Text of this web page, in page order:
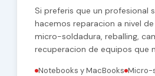
Si preferis que un profesional
hacemos reparacion a nivel
micro-soldadura, reballing,
recuperacion de equipos que
Notebooks y MacBooks Micro-